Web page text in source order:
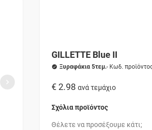
GILLETTE Blue II
Ξυραφάκια 5τεμ.- Κωδ.
€ 2.98 ανά τεμάχιο
Σχόλια προϊόντος